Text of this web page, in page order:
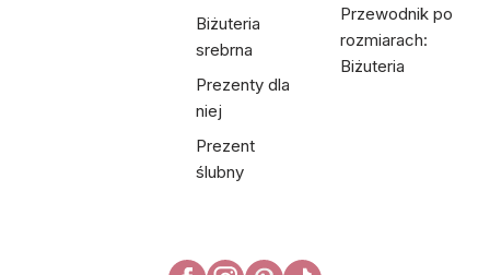
Biżuteria
srebrna
Prezenty dla
niej
Prezent
ślubny
Przewodnik po
rozmiarach:
Biżuteria